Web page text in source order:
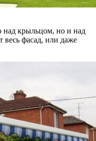
над крыльцом, но и над
весь фасад, или даже